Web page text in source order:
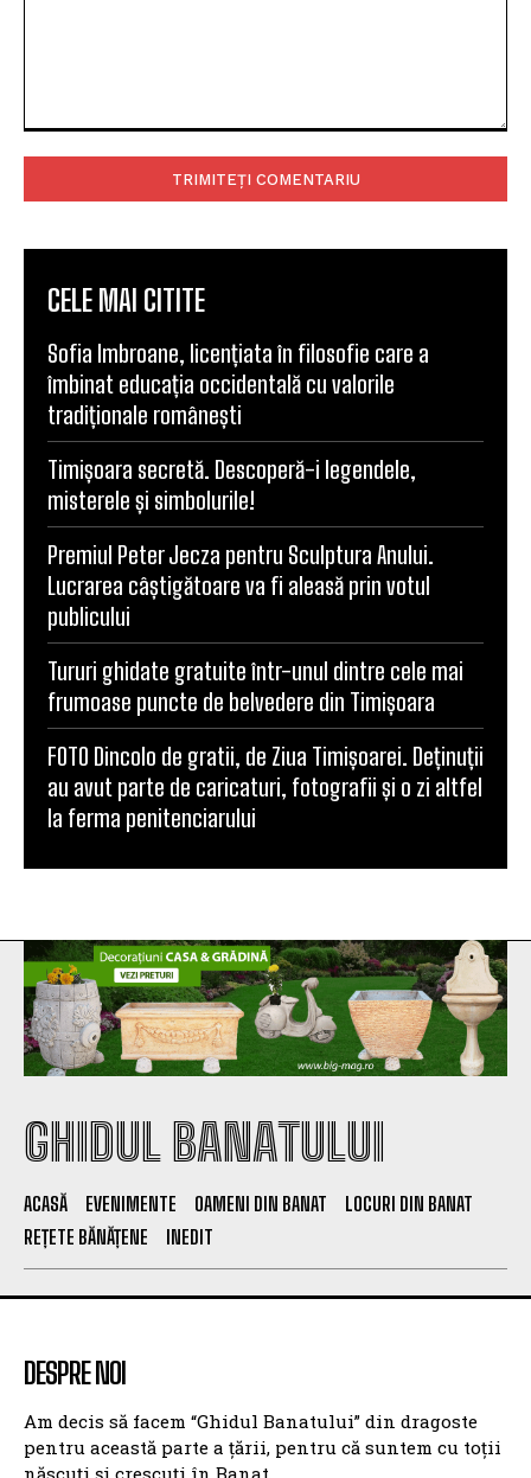
CELE MAI CITITE
Sofia Imbroane, licențiata în filosofie care a
îmbinat educația occidentală cu valorile
tradiționale românești
Timișoara secretă. Descoperă-i legendele,
misterele și simbolurile!
Premiul Peter Jecza pentru Sculptura Anului.
Lucrarea câștigătoare va fi aleasă prin votul
publicului
Tururi ghidate gratuite într-unul dintre cele mai
frumoase puncte de belvedere din Timișoara
FOTO Dincolo de gratii, de Ziua Timișoarei. Deținuții
au avut parte de caricaturi, fotografii și o zi altfel
la ferma penitenciarului
GHIDUL BANATULUI
ACASĂ EVENIMENTE OAMENI DIN BANAT
LOCURI DIN BANAT
REȚETE BĂNĂȚENE
INEDIT
DESPRE NOI
Am decis să facem “Ghidul Banatului” din dragoste
pentru această parte a țării, pentru că suntem cu toții
născuți și crescuți în Banat.